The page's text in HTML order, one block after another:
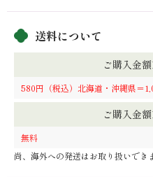
送料について
ご購入金
580円（税込）北海道・沖縄県＝
ご購入金
無料
尚、海外への発送はお取り扱いでき